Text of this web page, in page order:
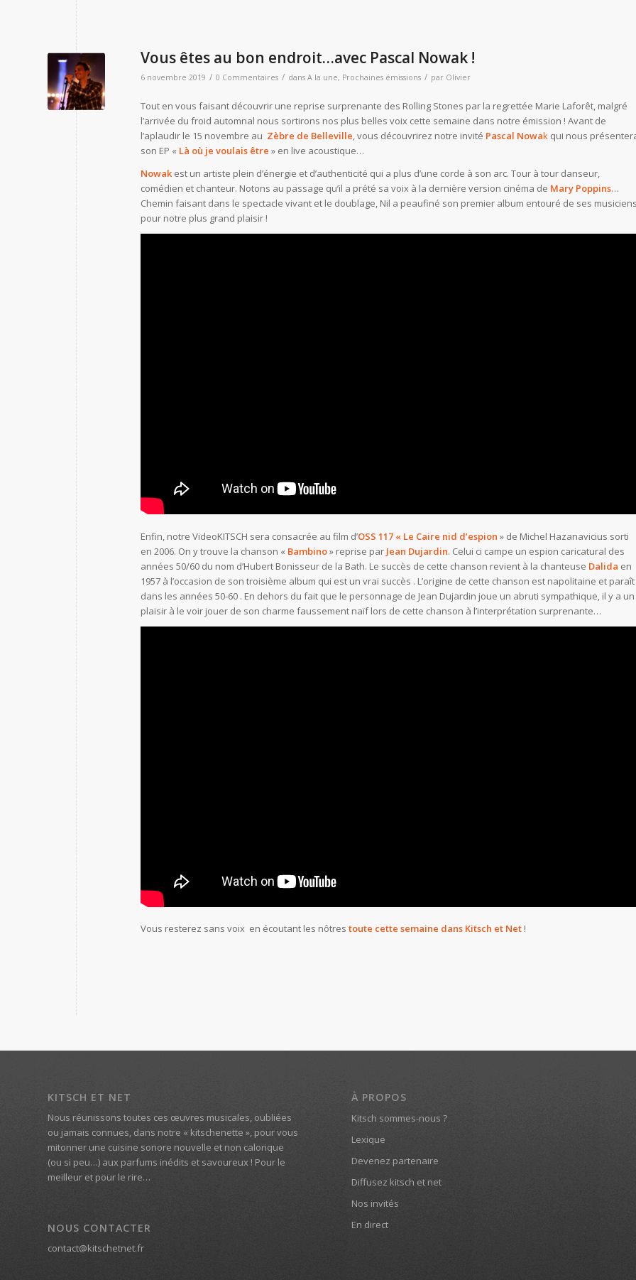
Vous êtes au bon endroit…avec Pascal Nowak !
6 novembre 2019 / 0 Commentaires / dans A la une, Prochaines émissions / par Olivier
Tout en vous faisant découvrir une reprise surprenante des Rolling Stones par la regrettée Marie Laforêt, malgré
l’arrivée du froid automnal nous sortirons nos plus belles voix cette semaine dans notre émission ! Avant de
l’aplaudir le 15 novembre au Zèbre de Belleville, vous découvrirez notre invité Pascal Nowak qui nous
son EP « Là où je voulais être » en live acoustique…
Nowak est un artiste plein d’énergie et d’authenticité qui a plus d’une corde à son arc. Tour à tour danseur,
comédien et chanteur. Notons au passage qu’il a prété sa voix à la dernière version cinéma de Mary Poppins…
Chemin faisant dans le spectacle vivant et le doublage, Nil a peaufiné son premier album entouré de ses
pour notre plus grand plaisir !
Enfin, notre VideoKITSCH sera consacrée au film d’OSS 117 « Le Caire nid d’espion » de Michel Hazanavicius sorti
en 2006. On y trouve la chanson « Bambino» reprise par Jean Dujardin. Celui ci campe un espion caricatural des
années 50/60 du nom d’Hubert Bonisseur de la Bath. Le succès de cette chanson revient à la chanteuse Dalida en
1957 à l’occasion de son troisième album qui est un vrai succès . L’origine de cette chanson est napolitaine et paraît
dans les années 50-60 . En dehors du fait que le personnage de Jean Dujardin joue un abruti sympathique, il y a un
plaisir à le voir jouer de son charme faussement naïf lors de cette chanson à l’interprétation surprenante…
Vous resterez sans voix en écoutant les nôtres toute cette semaine dans Kitsch et Net !
KITSCH ET NET
Nous réunissons toutes ces œuvres musicales, oubliées
ou jamais connues, dans notre « kitschenette », pour vous
mitonner une cuisine sonore nouvelle et non calorique
(ou si peu…) aux parfums inédits et savoureux ! Pour le
meilleur et pour le rire…
NOUS CONTACTER
contact@kitschetnet.fr
À PROPOS
Kitsch sommes-nous ?
Lexique
Devenez partenaire
Diffusez kitsch et net
Nos invités
En direct